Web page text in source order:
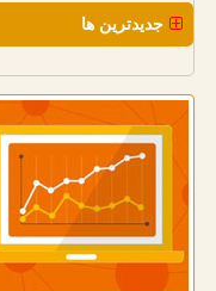
جدیدترین ها